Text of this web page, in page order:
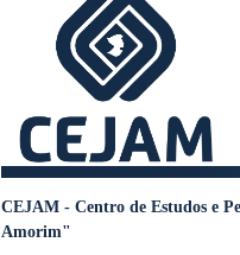
CEJAM - Centro de Estudos e
Amorim"